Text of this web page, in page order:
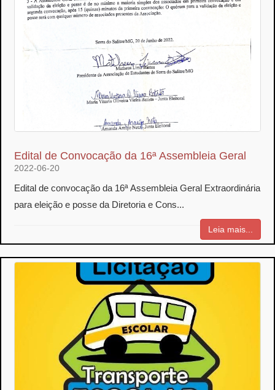
Edital de Convocação da 16ª Assembleia Geral
2022-06-20
Edital de convocação da 16ª Assembleia Geral Extraordinária
para eleição e posse da Diretoria e Cons...
Leia mais...